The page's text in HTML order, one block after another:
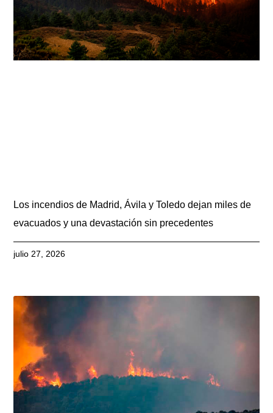
Los incendios de Madrid, Ávila y Toledo dejan miles de
evacuados y una devastación sin precedentes
julio 27, 2026